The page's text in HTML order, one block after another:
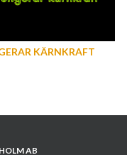
KÄRNKRAFT
AB